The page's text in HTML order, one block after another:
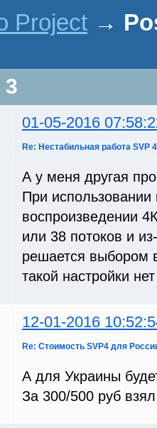
Project →
3
01-05-2016
Re: Нестабильная работа SVP
А у меня другая
При
воспроизведении
или 38 потоков и
решается выбором
такой настройки
12-01-2016
Re: Стоимость SVP4 для
А для Украины
За 300/500 руб